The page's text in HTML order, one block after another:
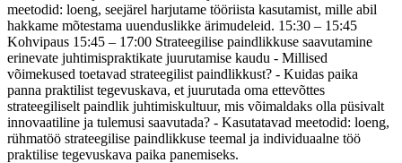
meetodid: loeng, seejärel harjutame tööriista kasutamist, mille abil
hakkame mõtestama uuenduslikke ärimudeleid. 15:30 – 15:45
Kohvipaus 15:45 – 17:00 Strateegilise paindlikkuse saavutamine
erinevate juhtimispraktikate juurutamise kaudu - Millised
võimekused toetavad strateegilist paindlikkust? - Kuidas paika
panna praktilist tegevuskava, et juurutada oma ettevõttes
strateegiliselt paindlik juhtimiskultuur, mis võimaldaks olla püsivalt
innovaatiline ja tulemusi saavutada? - Kasutatavad meetodid: loeng,
rühmatöö strateegilise paindlikkuse teemal ja individuaalne töö
praktilise tegevuskava paika panemiseks.